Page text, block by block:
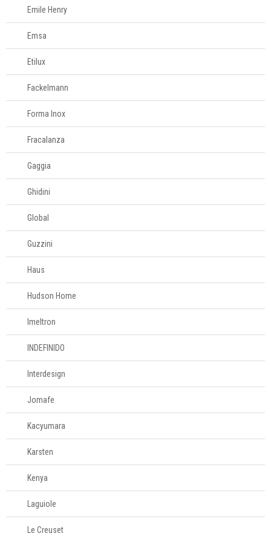
Emile Henry
Emsa
Etilux
Fackelmann
Forma Inox
Fracalanza
Gaggia
Ghidini
Global
Guzzini
Haus
Hudson Home
Imeltron
INDEFINIDO
Interdesign
Jomafe
Kacyumara
Karsten
Kenya
Laguiole
Le Creuset